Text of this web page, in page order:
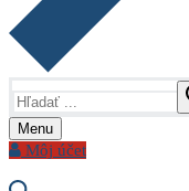
Menu
Môj účet